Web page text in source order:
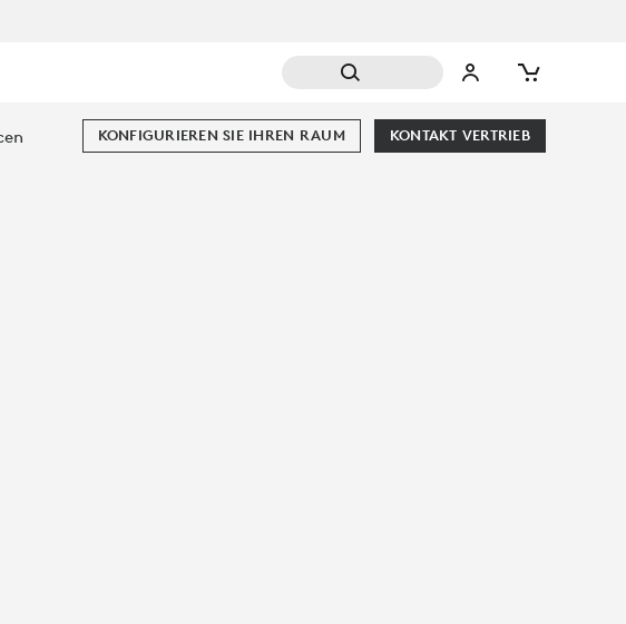
KONTAKT VERTRIEB
KONFIGURIEREN SIE IHREN RAUM